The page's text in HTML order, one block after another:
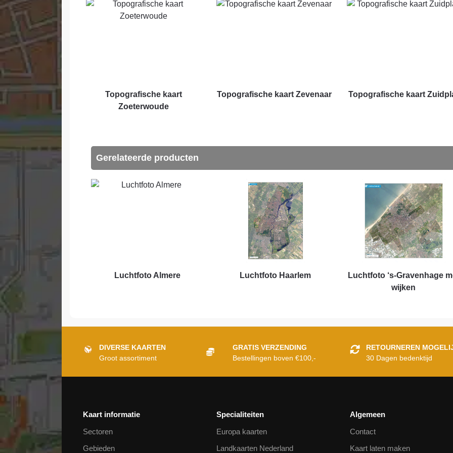
Topografische kaart
Zoeterwoude
Topografische kaart Zevenaar Topografische kaart
Gerelateerde producten
Luchtfoto Almere Luchtfoto Haarlem
Luchtfoto ‘s-Gravenhage
wijken
DIVERSE KAARTEN
Groot assortiment
GRATIS VERZENDING
Bestellingen boven €100,-
RETOURNEREN
30 Dagen bedenktijd
Kaart informatie
Sectoren
Gebieden
Specialiteiten
Europa kaarten
Landkaarten Nederland
Algemeen
Contact
Kaart laten maken